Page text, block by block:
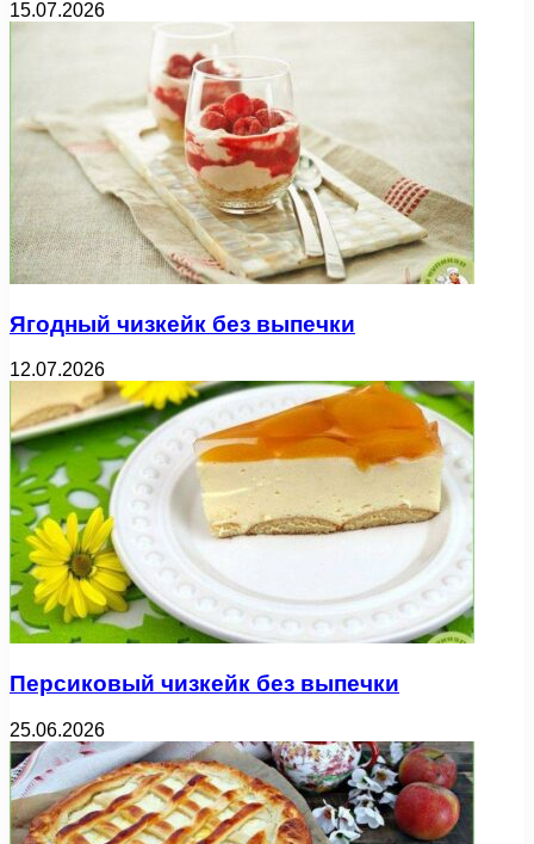
15.07.2026
Ягодный чизкейк без выпечки
12.07.2026
Персиковый чизкейк без выпечки
25.06.2026